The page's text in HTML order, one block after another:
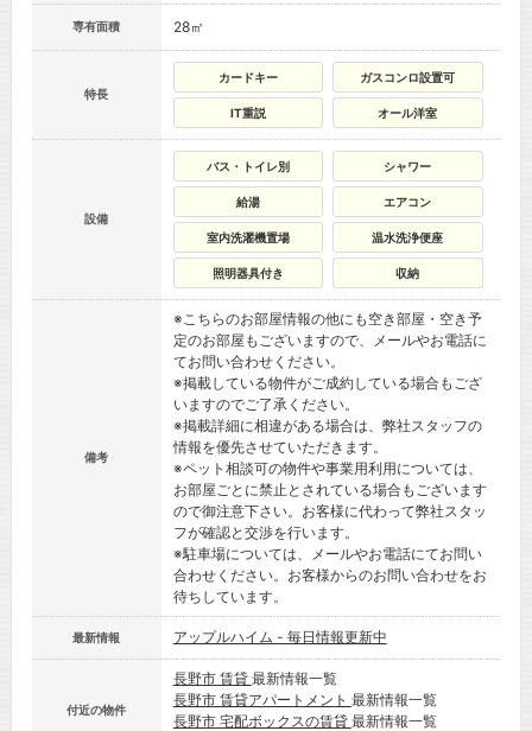
専有面積 28㎡
特長
カードキー ガスコンロ設置可
IT重説 オール洋室
設備
バス・トイレ別 シャワー
給湯 エアコン
室内洗濯機置場 温水洗浄便座
照明器具付き 収納
備考
※こちらのお部屋情報の他にも空き部屋・空き予
定のお部屋もございますので、メールやお電話に
てお問い合わせください。
※掲載している物件がご成約している場合もござ
いますのでご了承ください。
※掲載詳細に相違がある場合は、弊社スタッフの
情報を優先させていただきます。
※ペット相談可の物件や事業用利用については、
お部屋ごとに禁止とされている場合もございます
ので御注意下さい。お客様に代わって弊社スタッ
フが確認と交渉を行います。
※駐車場については、メールやお電話にてお問い
合わせください。お客様からのお問い合わせをお
待ちしています。
最新情報 アップルハイム - 毎日情報更新中
付近の物件
長野市 賃貸 最新情報一覧
長野市 賃貸アパートメント 最新情報一覧
長野市 宅配ボックスの賃貸 最新情報一覧